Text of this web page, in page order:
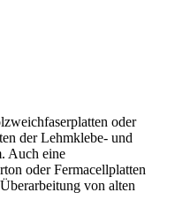
oder
der Lehmklebe- und
Auch eine
oder Fermacellplatten
von alten